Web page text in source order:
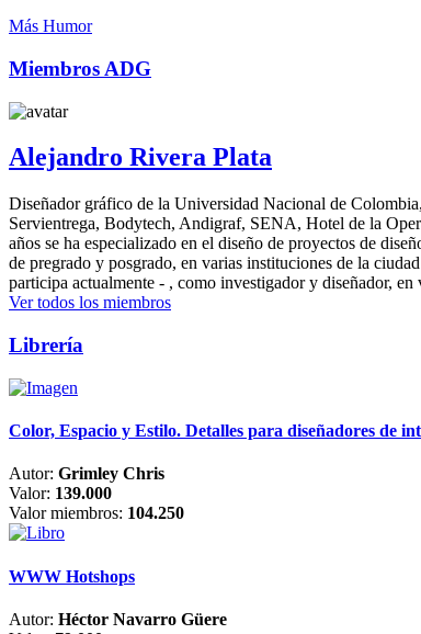
Más Humor
Miembros ADG
Alejandro Rivera Plata
Diseñador gráfico de la Universidad Nacional de
Servientrega, Bodytech, Andigraf, SENA, Hotel de la
años se ha especializado en el diseño de proyectos de
de pregrado y posgrado, en varias instituciones de la
participa actualmente - , como investigador y diseñador,
Ver todos los miembros
Librería
Color, Espacio y Estilo. Detalles para diseñadores de
Autor: Grimley Chris
Valor: 139.000
Valor miembros: 104.250
WWW Hotshops
Autor: Héctor Navarro Güere